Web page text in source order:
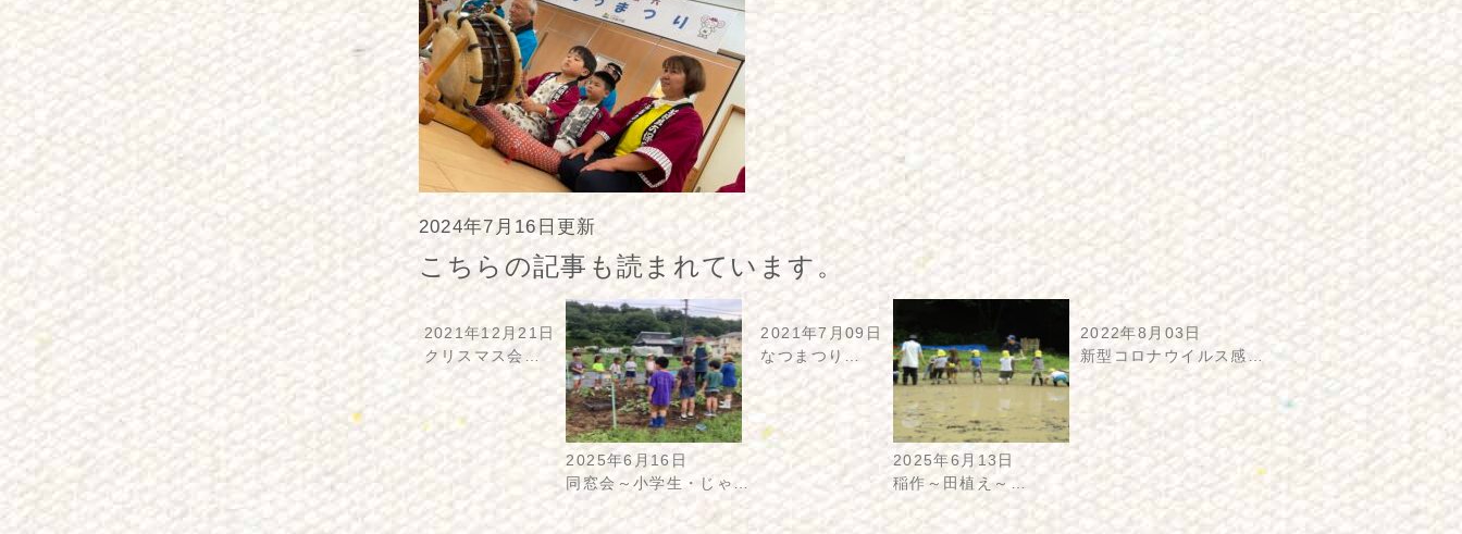
2024年7月16日更新
こちらの記事も読まれています。
2021年12月21日
クリスマス会…
2025年6月16日
同窓会～小学生・じゃ…
2021年7月09日
なつまつり…
2025年6月13日
稲作～田植え～…
2022年8月03日
新型コロナウイルス感…